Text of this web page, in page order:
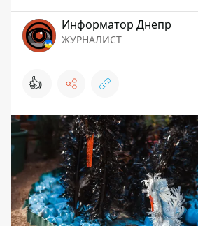
Информатор Днепр
ЖУРНАЛИСТ
👍